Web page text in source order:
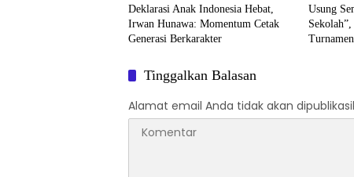
‎Deklarasi Anak Indonesia Hebat,
Irwan Hunawa: Momentum Cetak
Generasi Berkarakter
‎Usung
Tinggalkan Balasan
Alamat email Anda tidak akan